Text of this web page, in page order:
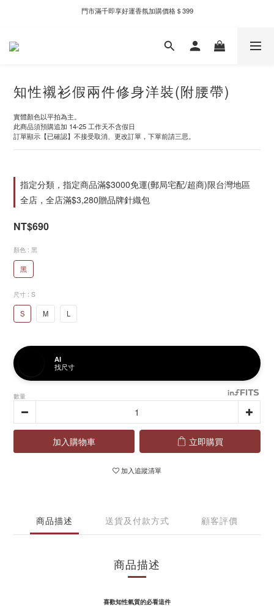
新自製款系列首批限時優惠｜單件95折，任兩件9折
門市滿千即享好運香氛加購價格＄399
知性襯衫假兩件修身洋裝(附腰帶)
實體顏色以平拍為主。
此商品須預購追加 14-25 工作天不含假日
訂單顯示【已確認】不接受取消、更改訂單，下單前請三思。
指定分類，指定商品滿$3000免運(郵局宅配/超商)限台灣地區
全店，全店滿$3,280贈品牌針織包
NT$690
顏色 : 黑
黑
尺寸 : S
S M L
AI
找尺寸
數量
加入購物車 立即購買
加入追蹤清單
商品描述 送貨及付款方式 顧客評價
商品描述
喜歡知性氣質的必看這件